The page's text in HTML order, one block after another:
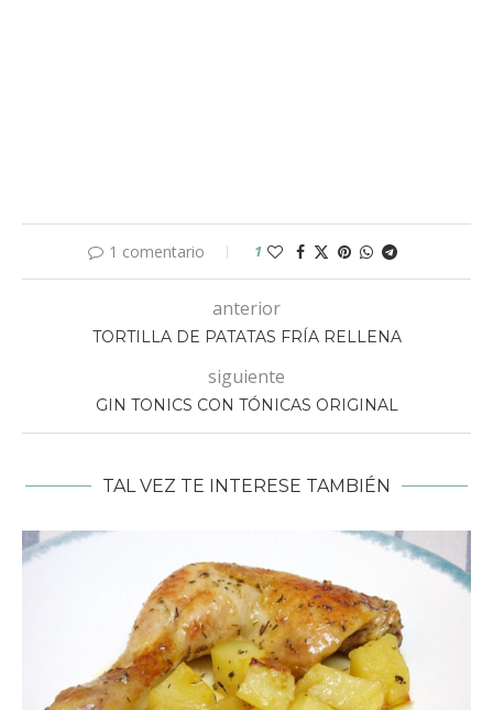
1 comentario 1
anterior
TORTILLA DE PATATAS FRÍA RELLENA
siguiente
GIN TONICS CON TÓNICAS ORIGINAL
TAL VEZ TE INTERESE TAMBIÉN